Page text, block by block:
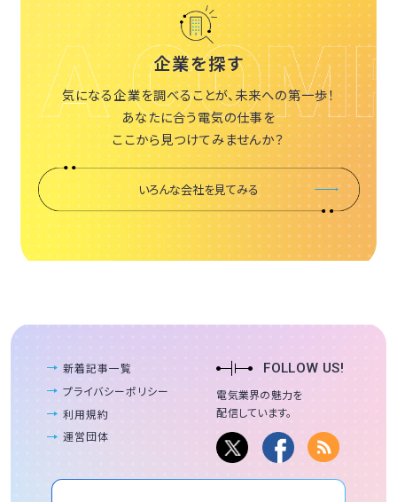
企業を探す
気になる企業を調べることが、未来への第一歩！
あなたに合う電気の仕事を
ここから見つけてみませんか？
いろんな会社を見てみる
新着記事一覧
プライバシーポリシー
利用規約
運営団体
FOLLOW US!
電気業界の魅力を
配信しています。